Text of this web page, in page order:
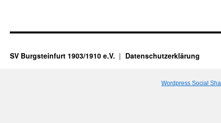
SV Burgsteinfurt 1903/1910 e.V. Datenschutzerklärung
Wordpress Social